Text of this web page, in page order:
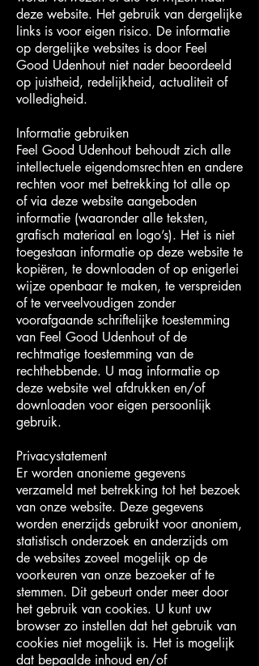
deze website. Het gebruik van dergelijke
links is voor eigen risico. De informatie
op dergelijke websites is door Feel
Good Udenhout niet nader beoordeeld
op juistheid, redelijkheid, actualiteit of
volledigheid.
Informatie gebruiken
Feel Good Udenhout behoudt zich alle
intellectuele eigendomsrechten en andere
rechten voor met betrekking tot alle op
of via deze website aangeboden
informatie (waaronder alle teksten,
grafisch materiaal en logo’s). Het is niet
toegestaan informatie op deze website te
kopiëren, te downloaden of op enigerlei
wijze openbaar te maken, te verspreiden
of te verveelvoudigen zonder
voorafgaande schriftelijke toestemming
van Feel Good Udenhout of de
rechtmatige toestemming van de
rechthebbende. U mag informatie op
deze website wel afdrukken en/of
downloaden voor eigen persoonlijk
gebruik.
Privacystatement
Er worden anonieme gegevens
verzameld met betrekking tot het bezoek
van onze website. Deze gegevens
worden enerzijds gebruikt voor anoniem,
statistisch onderzoek en anderzijds om
de websites zoveel mogelijk op de
voorkeuren van onze bezoeker af te
stemmen. Dit gebeurt onder meer door
het gebruik van cookies. U kunt uw
browser zo instellen dat het gebruik van
cookies niet mogelijk is. Het is mogelijk
dat bepaalde inhoud en/of